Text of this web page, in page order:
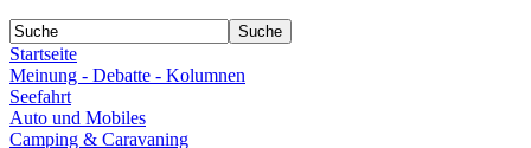
Startseite
Meinung - Debatte - Kolumnen
Seefahrt
Auto und Mobiles
Camping & Caravaning